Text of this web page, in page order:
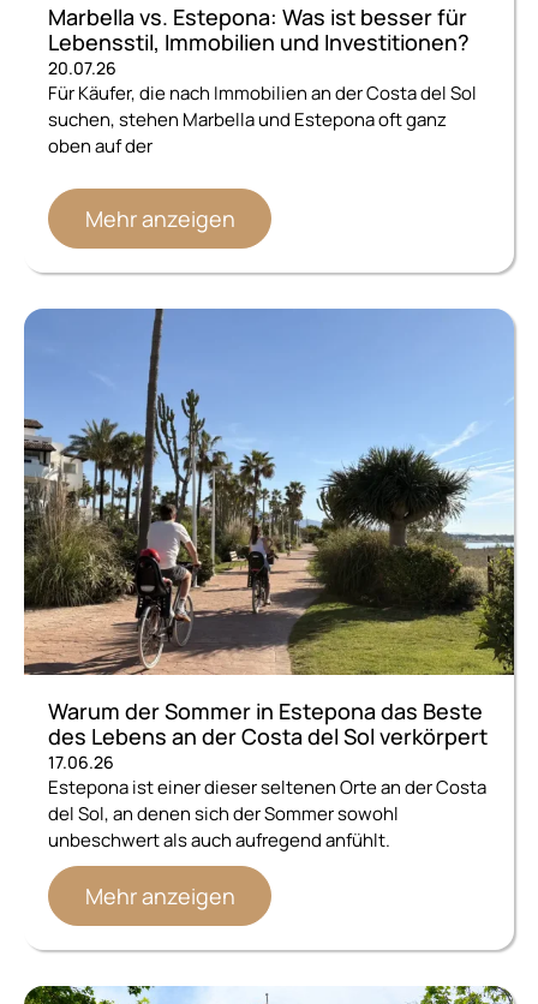
Marbella vs. Estepona: Was ist besser für
Lebensstil, Immobilien und Investitionen?
20.07.26
Für Käufer, die nach Immobilien an der Costa del Sol
suchen, stehen Marbella und Estepona oft ganz
oben auf der
Mehr anzeigen
Warum der Sommer in Estepona das Beste
des Lebens an der Costa del Sol verkörpert
17.06.26
Estepona ist einer dieser seltenen Orte an der Costa
del Sol, an denen sich der Sommer sowohl
unbeschwert als auch aufregend anfühlt.
Mehr anzeigen